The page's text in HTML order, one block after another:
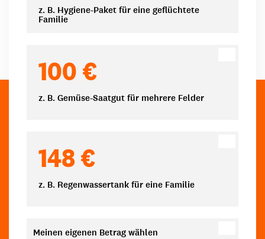
z. B. Hygiene-Paket für eine geflüchtete
Familie
100 €
z. B. Gemüse-Saatgut für mehrere Felder
148 €
z. B. Regenwassertank für eine Familie
Meinen eigenen Betrag wählen